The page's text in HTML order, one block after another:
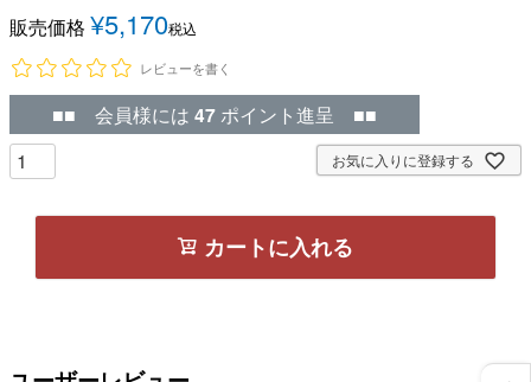
販売価格 ¥5,170税込
レビューを書く
■■ 会員様には 47 ポイント進呈 ■■
お気に入りに登録する
カートに入れる